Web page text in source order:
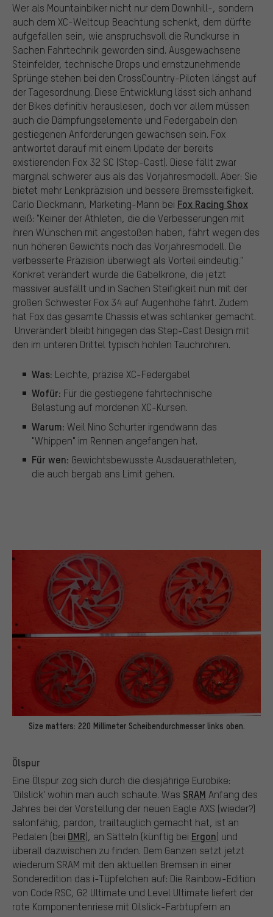
Wer als Mountainbiker nicht nur dem Downhill-, sondern
auch dem XC-Weltcup Beachtung schenkt, dem dürfte
aufgefallen sein, wie anspruchsvoll die Rundkurse in
Sachen Fahrtechnik geworden sind. Ausgewachsene
Steinfelder, technische Drops und ernstzunehmende
Sprünge stehen bei den CrossCountry-Piloten längst auf
der Tagesordnung. Diese Entwicklung lässt sich anhand
der Bikes definitiv herauslesen, doch vor allem müssen
auch die Dämpfungselemente und Federgabeln den
gestiegenen Anforderungen gewachsen sein. Fox
antwortet darauf mit einem Update der bereits
existierenden Fox 32 SC (Step-Cast). Diese fällt zwar
marginal schwerer aus als das Vorjahresmodell. Aber: Sie
bietet mehr Lenkpräzision und bessere Bremssteifigkeit.
Carlo Dieckmann, Marketing-Mann bei Fox Racing Shox
weiß: "Keiner der Athleten, die die Verbesserungen mit
ihren Wünschen mit angestoßen haben, fährt wegen des
nun höheren Gewichts noch das Vorjahresmodell. Die
verbesserte Präzision überwiegt als Vorteil eindeutig."
Konkret verändert wurde die Gabelkrone, die jetzt
massiver ausfällt und in Sachen Steifigkeit nun mit der
großen Schwester Fox 34 auf Augenhöhe fährt. Zudem
hat Fox das gesamte Chassis etwas schlanker gemacht.
Unverändert bleibt hingegen das Step-Cast Design mit
den im unteren Drittel typisch hohlen Tauchrohren.
Was: Leichte, präzise XC-Federgabel
Wofür: Für die gestiegene fahrtechnische
Belastung auf mordenen XC-Kursen.
Warum: Weil Nino Schurter irgendwann das
"Whippen" im Rennen angefangen hat.
Für wen: Gewichtsbewusste Ausdauerathleten,
die auch bergab ans Limit gehen.
Size matters: 220 Millimeter Scheibendurchmesser links oben.
Ölspur
Eine Ölspur zog sich durch die diesjährige Eurobike:
'Oilslick' wohin man auch schaute. Was SRAM Anfang des
Jahres bei der Vorstellung der neuen Eagle AXS (wieder?)
salonfähig, pardon, trailtauglich gemacht hat, ist an
Pedalen (bei DMR), an Sätteln (künftig bei Ergon) und
überall dazwischen zu finden. Dem Ganzen setzt jetzt
wiederum SRAM mit den aktuellen Bremsen in einer
Sonderedition das i-Tüpfelchen auf: Die Rainbow-Edition
von Code RSC, G2 Ultimate und Level Ultimate liefert der
rote Komponentenriese mit Oilslick-Farbtupfern an